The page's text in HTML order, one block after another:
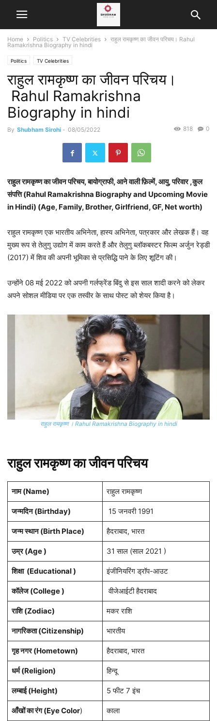
Home Politics TV Celebrities
राहुल रामकृष्ण का जीवन परिचय। Rahul
Ramakrishna Biography in hindi
Politics TV Celebrities
राहुल रामकृष्ण का जीवन परिचय।
Rahul Ramakrishna
Biography in hindi
By Shubham Sirohi - 08/05/2022 0
818
राहुल रामकृष्ण का जीवन परिचय, बायोग्राफी, आने वाली फ़िल्में, आयु, परिवार ,कुल
संपत्ति (Rahul Ramakrishna Biography and Upcoming Movie
in Hindi) (Age, Family, Brother, Girlfriend, GF, Net worth)
राहुल रामकृष्ण एक भारतीय अभिनेता, हास्य अभिनेता, पत्रकार और लेखक हैं। वह
मुख्य रूप से तेलुगु उद्योग में काम करते हैं और तेलुगु ब्लॉकबस्टर फिल्म अर्जुन रेड्डी
(2017) में शिव की अपनी भूमिका से प्रसिद्धि पाने के लिए शूटिंग की।
उन्होंने 08 मई 2022 को अपनी गर्लफ्रेंड बिंदु से इस साल शादी करने को लेकर
अपने सोशल मीडिया पर एक तस्वीर के साथ पोस्ट को शेयर किया है।
राहुल रामकृष्ण । Rahul Ramakrishna Biography in hindi
राहुल रामकृष्ण का जीवन परिचय
नाम (Name) राहुल रामकृष्ण
जन्मदिन (Birthday) 15 जनवरी 1991
जन्म स्थान (Birth Place) हैदराबाद, भारत
उम्र (Age ) 31 साल (साल 2021 )
शिक्षा (Educational ) इंजीनियरिंग ड्रॉप-आउट
कॉलेज (College ) वीजेआईटी हैदराबाद
राशि(Zodiac) मकर राशि
नागरिकता(Citizenship) भारतीय
गृह नगर(Hometown) हैदराबाद, भारत
धर्म (Religion) हिन्दू
लम्बाई (Height) 5 फीट 7 इंच
आँखों का रंग (Eye Color) काला